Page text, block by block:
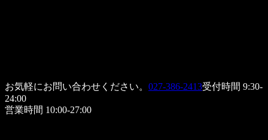
お気軽にお問い合わせください。 027-386-2413受付時間 9:30-
24:00
営業時間 10:00-27:00